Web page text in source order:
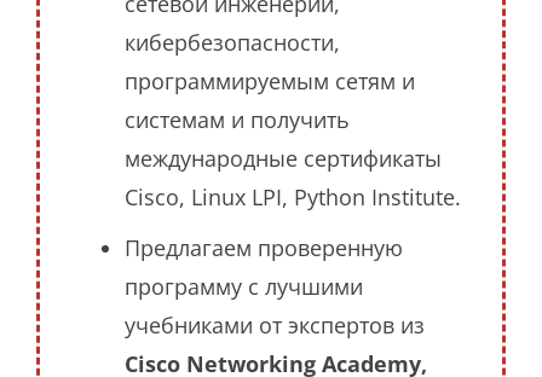
кибербезопасности,
программируемым сетям и
системам и получить
международные сертификаты
Cisco, Linux LPI, Python Institute.
Предлагаем проверенную
программу с лучшими
учебниками от экспертов из
Cisco Networking Academy,